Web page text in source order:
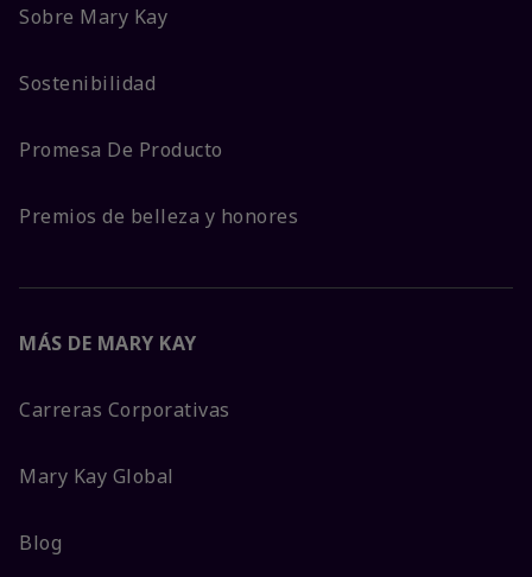
Sobre Mary Kay
Sostenibilidad
Promesa De Producto
Premios de belleza y honores
MÁS DE MARY KAY
Carreras Corporativas
Mary Kay Global
Blog